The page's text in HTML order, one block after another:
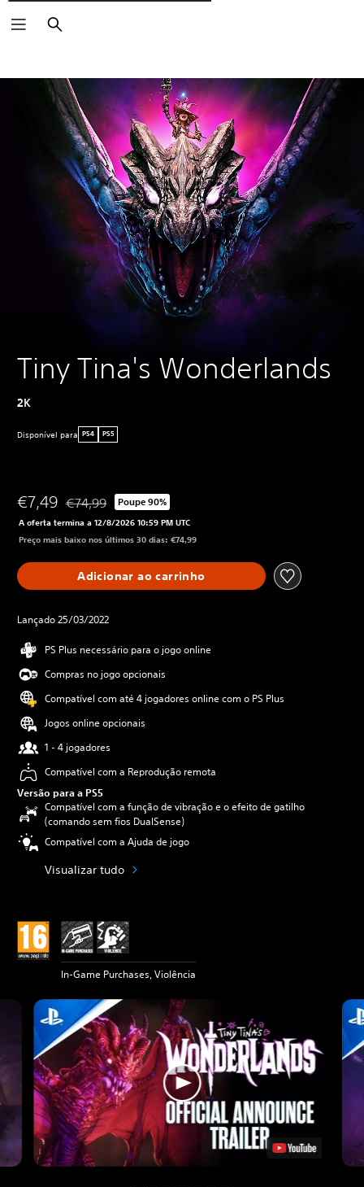
Pesquisar
Tiny Tina's Wonderlands
2K
Disponível para PS4 PS5
€7,49 Com desconto em relação ao preço original de €74,99
€74,99 Poupe 90%
A oferta termina a 12/8/2026 10:59 PM UTC
Preço mais baixo nos últimos 30 dias: €74,99
Adicionar ao carrinho
Lançado 25/03/2022
PS Plus necessário para o jogo online
Compras no jogo opcionais
Compatível com até 4 jogadores online com o PS Plus
Jogos online opcionais
1 - 4 jogadores
Compatível com a Reprodução remota
Versão para a PS5
Compatível com a função de vibração e o efeito de gatilho
(comando sem fios DualSense)
Compatível com a Ajuda de jogo
Visualizar tudo
In-Game Purchases, Violência